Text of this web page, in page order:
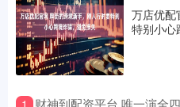
万店优配
特别小心
财神到配资平台 唯一演全